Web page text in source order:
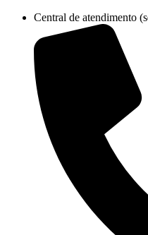
conteúdo
Central de atendimento